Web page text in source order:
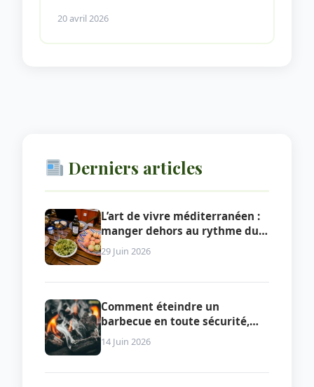
20 avril 2026
Derniers articles
L’art de vivre méditerranéen :
manger dehors au rythme du
Sud
29 Juin 2026
Comment éteindre un
barbecue en toute sécurité,
selon le type de combustible
14 Juin 2026